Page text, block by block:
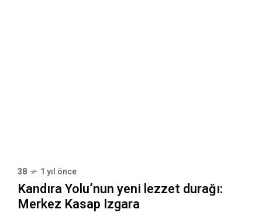
38 1 yıl önce
Kandıra Yolu’nun yeni lezzet durağı:
Merkez Kasap Izgara